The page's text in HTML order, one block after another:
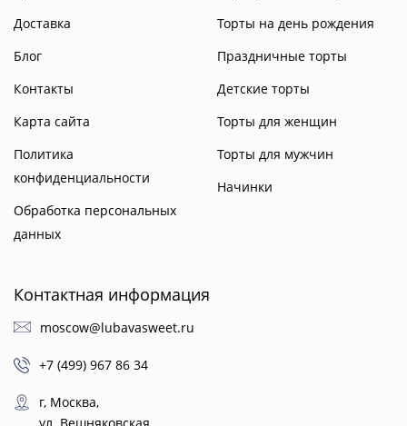
Доставка
Блог
Контакты
Карта сайта
Политика
конфиденциальности
Обработка персональных
данных
Торты на день рождения
Праздничные торты
Детские торты
Торты для женщин
Торты для мужчин
Начинки
Контактная информация
moscow@lubavasweet.ru
+7 (499) 967 86 34
г, Москва,